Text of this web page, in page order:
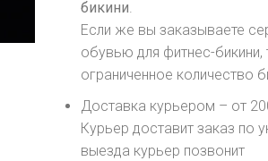
бикини.
Если же вы заказываете
обувью для фитнес-
ограниченное количество
Доставка курьером – от
Курьер доставит заказ по
выезда курьер позвонит